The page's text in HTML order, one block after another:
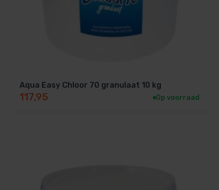
Aqua Easy Chloor 70 granulaat 10 kg
117,95 Op voorraad